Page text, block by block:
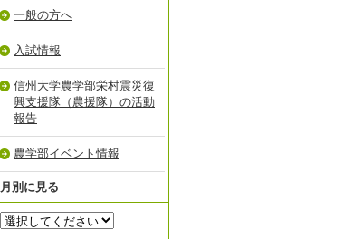
一般の方へ
入試情報
信州大学農学部栄村震災復
興支援隊（農援隊）の活動
報告
農学部イベント情報
月別に見る